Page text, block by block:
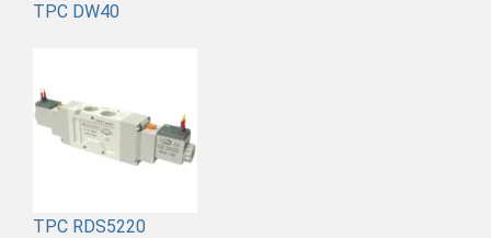
TPC DW40
TPC RDS5220